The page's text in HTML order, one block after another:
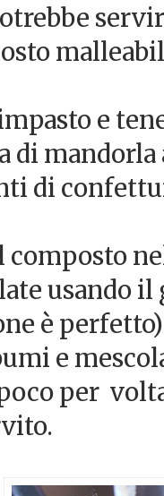
e
di
di
composto
usando
è
e
per